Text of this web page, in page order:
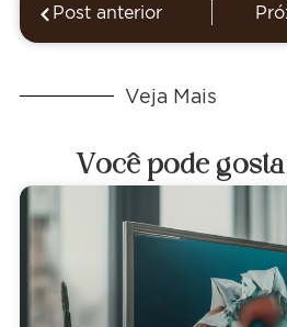
Post anterior
Veja Mais
Você pode